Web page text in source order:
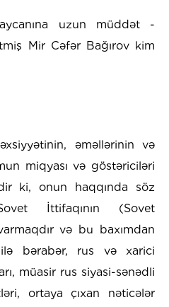
uzun müddət -
Mir Cəfər Bağırov kim
əməllərinin və
miqyası və göstəriciləri
ki, onun haqqında söz
İttifaqının (Sovet
və bu baxımdan
bərabər, rus və xarici
müasir rus siyasi-sənədli
ortaya çıxan nəticələr